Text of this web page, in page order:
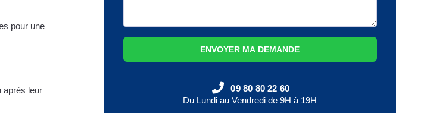
pour une
après leur
ENVOYER MA DEMANDE
09 80 80 22 60
Du Lundi au Vendredi de 9H à 19H